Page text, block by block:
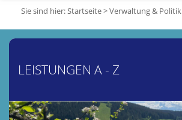
Sie sind hier:Startseite>Verwaltung & Politik
LEISTUNGEN A - Z